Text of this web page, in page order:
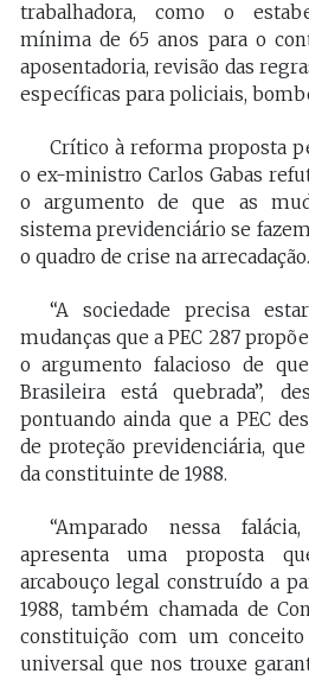
trabalhadora, como o
mínima de 65 anos para o
aposentadoria, revisão das
específicas para policiais,
Crítico à reforma proposta
o ex-ministro Carlos Gabas
o argumento de que as
sistema previdenciário se
o quadro de crise na arrecadação.
“A sociedade precisa
mudanças que a PEC 287
o argumento falacioso de
Brasileira está quebrada”,
pontuando ainda que a PEC
de proteção previdenciária,
da constituinte de 1988.
“Amparado nessa
apresenta uma proposta
arcabouço legal construído a
1988, também chamada de
constituição com um
universal que nos trouxe